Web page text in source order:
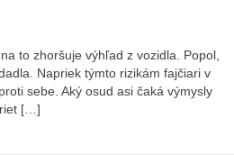
to zhoršuje výhľad z vozidla. Popol,
Napriek týmto rizikám fajčiari v
sebe. Aký osud asi čaká výmysly
[…]